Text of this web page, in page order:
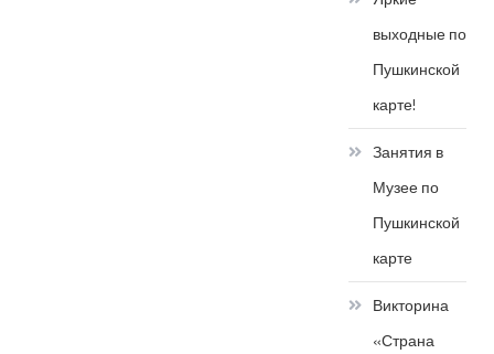
выходные по
Пушкинской
карте!
Занятия в
Музее по
Пушкинской
карте
Викторина
«Страна